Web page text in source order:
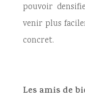
pouvoir
venir plus
concret.
Les amis de